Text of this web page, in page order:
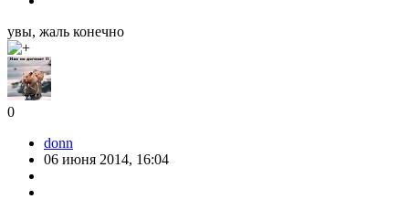
увы, жаль конечно
0
donn
06 июня 2014, 16:04